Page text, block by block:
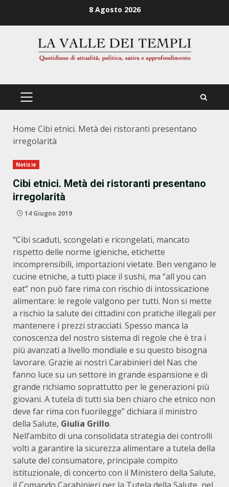
8 Agosto 2026
PRIMÄRES
Home Cibi etnici. Metà dei ristoranti presentano
irregolarità
Notizie
Cibi etnici. Metà dei ristoranti presentano
irregolarità
14 Giugno 2019
“Cibi scaduti, scongelati e ricongelati, mancato
rispetto delle norme igieniche, etichette
incomprensibili, importazioni vietate. Ben vengano le
cucine etniche, a tutti piace il sushi, ma “all you can
eat” non può fare rima con rischio di intossicazione
alimentare: le regole valgono per tutti. Non si mette
a rischio la salute dei cittadini con pratiche illegali per
mantenere i prezzi stracciati. Spesso manca la
conoscenza del nostro sistema di regole che è tra i
più avanzati a livello mondiale e su questo bisogna
lavorare. Grazie ai nostri Carabinieri del Nas che
fanno luce su un settore in grande espansione e di
grande richiamo soprattutto per le generazioni più
giovani. A tutela di tutti sia ben chiaro che etnico non
deve far rima con fuorilegge” dichiara il ministro
della Salute, Giulia Grillo.
Nell’ambito di una consolidata strategia dei controlli
volti a garantire la sicurezza alimentare a tutela della
salute del consumatore, principale compito
istituzionale, di concerto con il Ministero della Salute,